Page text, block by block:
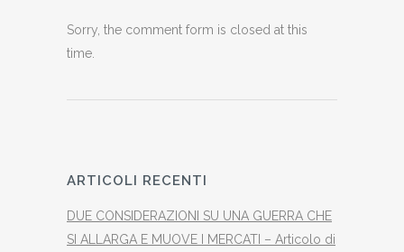
Sorry, the comment form is closed at this
time.
ARTICOLI RECENTI
DUE CONSIDERAZIONI SU UNA GUERRA CHE
SI ALLARGA E MUOVE I MERCATI – Articolo di